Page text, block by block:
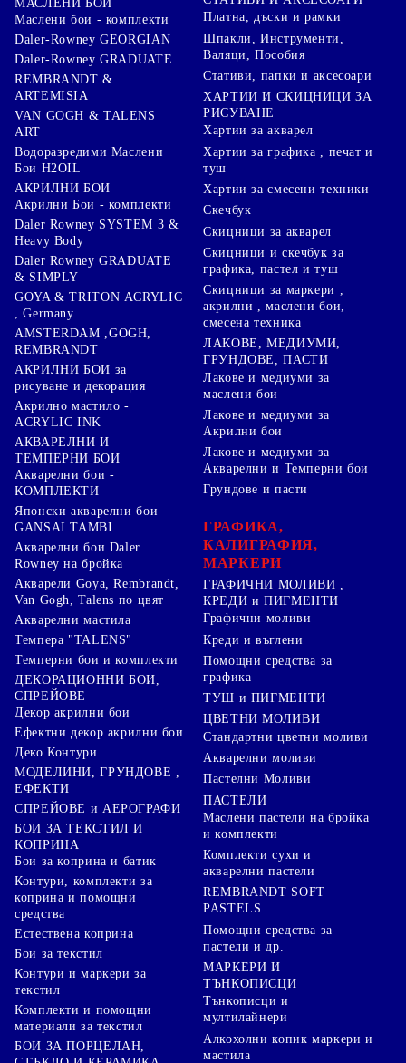
МАСЛЕНИ БОИ
Маслени бои - комплекти
Daler-Rowney GEORGIAN
Daler-Rowney GRADUATE
REMBRANDT &
ARTEMISIA
VAN GOGH & TALENS
ART
Водоразредими Маслени
Бои H2OIL
АКРИЛНИ БОИ
Акрилни Бои - комплекти
Daler Rowney SYSTEM 3 &
Heavy Body
Daler Rowney GRADUATE
& SIMPLY
GOYA & TRITON АCRYLIC
, Germany
AMSTERDAM ,GOGH,
REMBRANDT
АКРИЛНИ БОИ за
рисуване и декорация
Акрилно мастило -
ACRYLIC INK
АКВАРЕЛНИ И
ТЕМПЕРНИ БОИ
Акварелни бои -
КОМПЛЕКТИ
Японски акварелни бои
GANSAI TAMBI
Акварелни бои Daler
Rowney на бройка
Акварели Goya, Rembrandt,
Van Gogh, Talens по цвят
Акварелни мастила
Темпера "TALENS"
Темперни бои и комплекти
ДЕКОРАЦИОННИ БОИ,
СПРЕЙОВЕ
Декор акрилни бои
Ефектни декор акрилни бои
Деко Контури
МОДЕЛИНИ, ГРУНДОВЕ ,
ЕФЕКТИ
СПРЕЙОВЕ и АЕРОГРАФИ
БОИ ЗА ТЕКСТИЛ И
КОПРИНА
Бои за коприна и батик
Контури, комплекти за
коприна и помощни
средства
Естествена коприна
Бои за текстил
Контури и маркери за
текстил
Комплекти и помощни
материали за текстил
БОИ ЗА ПОРЦЕЛАН,
Платна, дъски и рамки
Шпакли, Инструменти,
Валяци, Пособия
Стативи, папки и аксесоари
ХАРТИИ И СКИЦНИЦИ ЗА
РИСУВАНЕ
Хартии за акварел
Хартии за графика , печат и
туш
Хартии за смесени техники
Скечбук
Скицници за акварел
Скицници и скечбук за
графика, пастел и туш
Скицници за маркери ,
акрилни , маслени бои,
смесена техника
ЛАКОВЕ, МЕДИУМИ,
ГРУНДОВЕ, ПАСТИ
Лакове и медиуми за
маслени бои
Лакове и медиуми за
Акрилни бои
Лакове и медиуми за
Акварелни и Темперни бои
Грундове и пасти
ГРАФИКА,
КАЛИГРАФИЯ,
МАРКЕРИ
ГРАФИЧНИ МОЛИВИ ,
КРЕДИ и ПИГМЕНТИ
Графични моливи
Креди и въглени
Помощни средства за
графика
ТУШ и ПИГМЕНТИ
ЦВЕТНИ МОЛИВИ
Стандартни цветни моливи
Акварелни моливи
Пастелни Моливи
ПАСТЕЛИ
Маслени пастели на бройка
и комплекти
Комплекти сухи и
акварелни пастели
REMBRANDT SOFT
PASTELS
Помощни средства за
пастели и др.
МАРКЕРИ И
ТЪНКОПИСЦИ
Тънкописци и
мултилайнери
Алкохолни копик маркери и
мастила